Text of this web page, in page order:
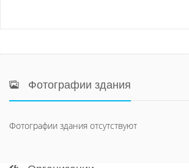
Фотографии здания
Фотографии здания отсутствуют